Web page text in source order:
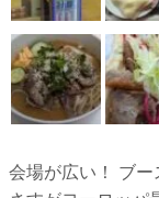
会場が広い！ ブー